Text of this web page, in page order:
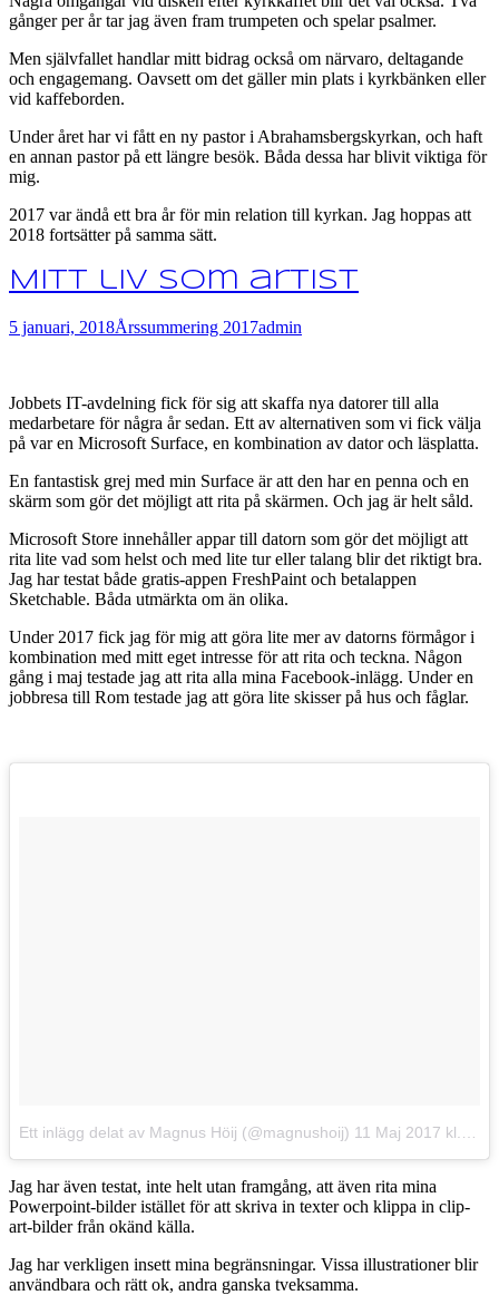
gånger per år tar jag även fram trumpeten och spelar psalmer.
Men självfallet handlar mitt bidrag också om närvaro, deltagande
och engagemang. Oavsett om det gäller min plats i kyrkbänken eller
vid kaffeborden.
Under året har vi fått en ny pastor i Abrahamsbergskyrkan, och haft
en annan pastor på ett längre besök. Båda dessa har blivit viktiga för
mig.
2017 var ändå ett bra år för min relation till kyrkan. Jag hoppas att
2018 fortsätter på samma sätt.
Mitt liv som artist
5 januari, 2018Årssummering 2017admin
Jobbets IT-avdelning fick för sig att skaffa nya datorer till alla
medarbetare för några år sedan. Ett av alternativen som vi fick välja
på var en Microsoft Surface, en kombination av dator och läsplatta.
En fantastisk grej med min Surface är att den har en penna och en
skärm som gör det möjligt att rita på skärmen. Och jag är helt såld.
Microsoft Store innehåller appar till datorn som gör det möjligt att
rita lite vad som helst och med lite tur eller talang blir det riktigt bra.
Jag har testat både gratis-appen FreshPaint och betalappen
Sketchable. Båda utmärkta om än olika.
Under 2017 fick jag för mig att göra lite mer av datorns förmågor i
kombination med mitt eget intresse för att rita och teckna. Någon
gång i maj testade jag att rita alla mina Facebook-inlägg. Under en
jobbresa till Rom testade jag att göra lite skisser på hus och fåglar.
Ett inlägg delat av Magnus Höij (@magnushoij) 11 Maj 2017 kl. 1:14 PDT
Jag har även testat, inte helt utan framgång, att även rita mina
Powerpoint-bilder istället för att skriva in texter och klippa in clip-
art-bilder från okänd källa.
Jag har verkligen insett mina begränsningar. Vissa illustrationer blir
användbara och rätt ok, andra ganska tveksamma.